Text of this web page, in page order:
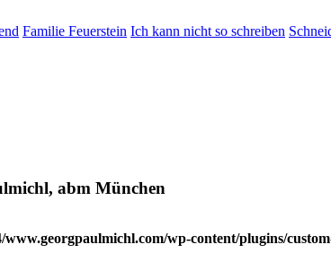
Familie Feuerstein Ich kann nicht so schreiben
abm München
wp-content/plugins/